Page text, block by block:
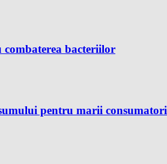
bacteriilor
pentru marii consumatori